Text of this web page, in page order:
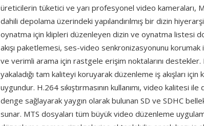
üreticilerin tüketici ve yarı profesyonel video kameraları,
dahili depolama üzerindeki yapılandırılmış bir dizin
oynatma için klipleri düzenleyen dizin ve oynatma listesi
akışı paketlemesi, ses-video senkronizasyonunu
ve verimli arama için rastgele erişim noktalarını destekler.
yakaladığı tam kaliteyi koruyarak düzenleme iş akışları
uygundur. H.264 sıkıştırmasının kullanımı, video kalitesi
denge sağlayarak yaygın olarak bulunan SD ve SDHC
sunar. MTS dosyaları tüm büyük video düzenleme